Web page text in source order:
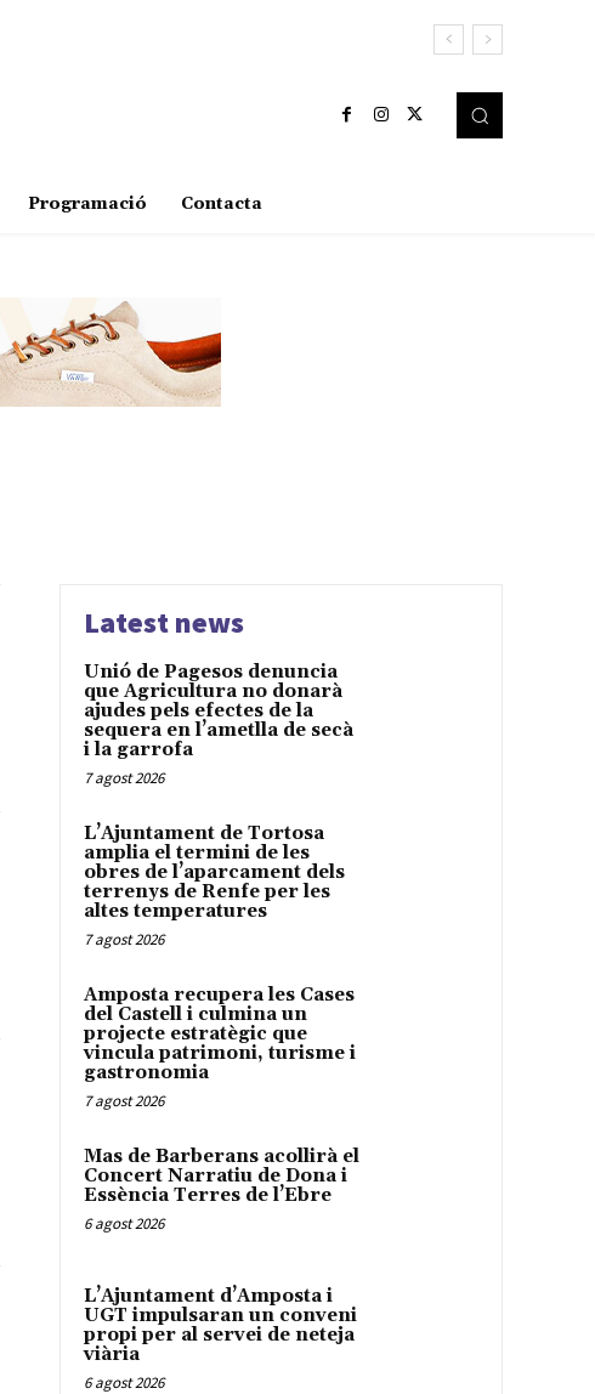
Programació Contacta
Latest news
Unió de Pagesos denuncia
que Agricultura no donarà
ajudes pels efectes de la
sequera en l’ametlla de secà
i la garrofa
7 agost 2026
L’Ajuntament de Tortosa
amplia el termini de les
obres de l’aparcament dels
terrenys de Renfe per les
altes temperatures
7 agost 2026
Amposta recupera les Cases
del Castell i culmina un
projecte estratègic que
vincula patrimoni, turisme i
gastronomia
7 agost 2026
Mas de Barberans acollirà el
Concert Narratiu de Dona i
Essència Terres de l’Ebre
6 agost 2026
L’Ajuntament d’Amposta i
UGT impulsaran un conveni
propi per al servei de neteja
viària
6 agost 2026